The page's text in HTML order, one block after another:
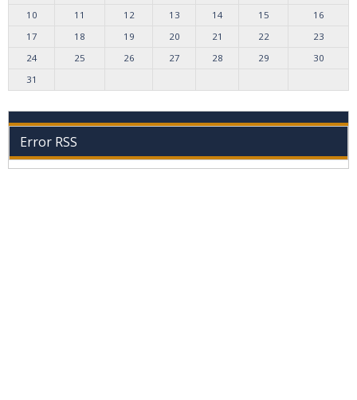
10
11 12 13 14 15
16
17
18 19 20 21 22
23
24
25 26 27 28 29
30
31
Error RSS